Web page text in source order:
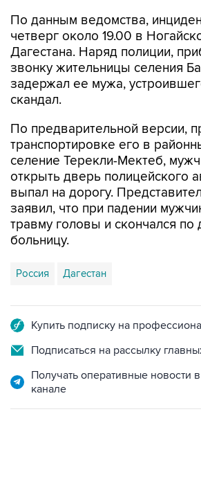
По данным ведомства,
четверг около 19.00 в
Дагестана. Наряд полиции,
звонку жительницы селения
задержал ее мужа,
скандал.
По предварительной версии,
транспортировке его в
селение Терекли-Мектеб,
открыть дверь полицейского
выпал на дорогу.
заявил, что при падении
травму головы и скончался по
больницу.
Россия Дагестан
Купить подписку на
Подписаться на рассылку
Получать оперативные новости
канале